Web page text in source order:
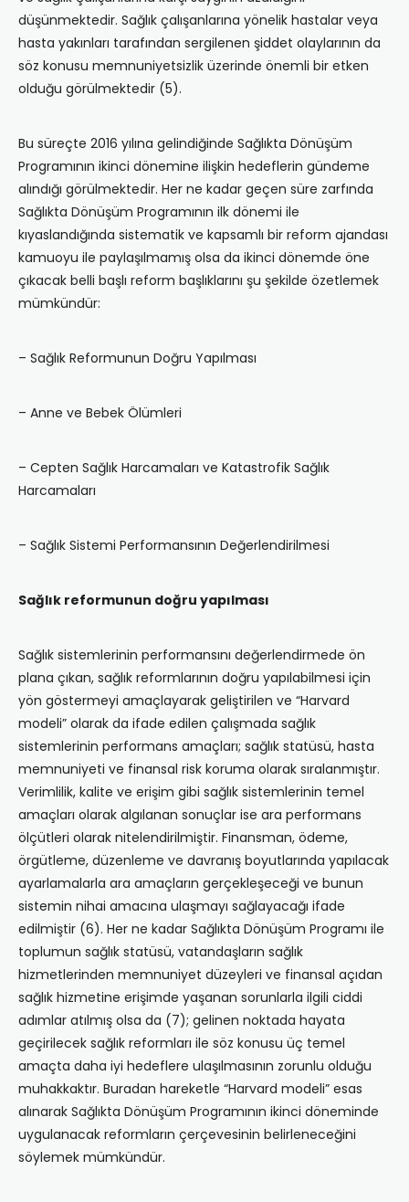
düşünmektedir. Sağlık çalışanlarına yönelik hastalar veya
hasta yakınları tarafından sergilenen şiddet olaylarının da
söz konusu memnuniyetsizlik üzerinde önemli bir etken
olduğu görülmektedir (5).
Bu süreçte 2016 yılına gelindiğinde Sağlıkta Dönüşüm
Programının ikinci dönemine ilişkin hedeflerin gündeme
alındığı görülmektedir. Her ne kadar geçen süre zarfında
Sağlıkta Dönüşüm Programının ilk dönemi ile
kıyaslandığında sistematik ve kapsamlı bir reform ajandası
kamuoyu ile paylaşılmamış olsa da ikinci dönemde öne
çıkacak belli başlı reform başlıklarını şu şekilde özetlemek
mümkündür:
– Sağlık Reformunun Doğru Yapılması
– Anne ve Bebek Ölümleri
– Cepten Sağlık Harcamaları ve Katastrofik Sağlık
Harcamaları
– Sağlık Sistemi Performansının Değerlendirilmesi
Sağlık reformunun doğru yapılması
Sağlık sistemlerinin performansını değerlendirmede ön
plana çıkan, sağlık reformlarının doğru yapılabilmesi için
yön göstermeyi amaçlayarak geliştirilen ve “Harvard
modeli” olarak da ifade edilen çalışmada sağlık
sistemlerinin performans amaçları; sağlık statüsü, hasta
memnuniyeti ve finansal risk koruma olarak sıralanmıştır.
Verimlilik, kalite ve erişim gibi sağlık sistemlerinin temel
amaçları olarak algılanan sonuçlar ise ara performans
ölçütleri olarak nitelendirilmiştir. Finansman, ödeme,
örgütleme, düzenleme ve davranış boyutlarında yapılacak
ayarlamalarla ara amaçların gerçekleşeceği ve bunun
sistemin nihai amacına ulaşmayı sağlayacağı ifade
edilmiştir (6). Her ne kadar Sağlıkta Dönüşüm Programı ile
toplumun sağlık statüsü, vatandaşların sağlık
hizmetlerinden memnuniyet düzeyleri ve finansal açıdan
sağlık hizmetine erişimde yaşanan sorunlarla ilgili ciddi
adımlar atılmış olsa da (7); gelinen noktada hayata
geçirilecek sağlık reformları ile söz konusu üç temel
amaçta daha iyi hedeflere ulaşılmasının zorunlu olduğu
muhakkaktır. Buradan hareketle “Harvard modeli” esas
alınarak Sağlıkta Dönüşüm Programının ikinci döneminde
uygulanacak reformların çerçevesinin belirleneceğini
söylemek mümkündür.